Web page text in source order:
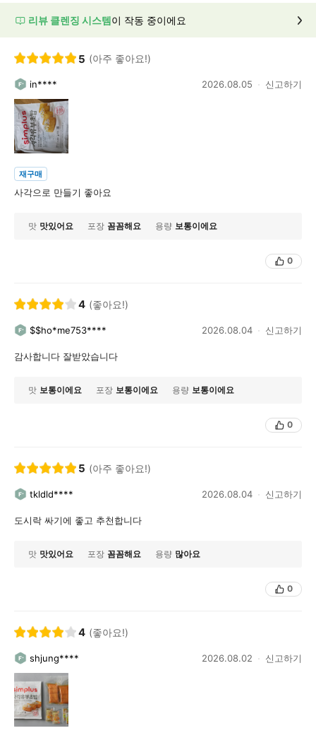
리뷰 클렌징 시스템이 작동 중이에요
5 (아주 좋아요!)
in**** 2026.08.05 신고하기
재구매
사각으로 만들기 좋아요
맛 맛있어요 포장 꼼꼼해요 용량 보통이에요
0
4 (좋아요!)
$$ho*me753**** 2026.08.04 신고하기
감사합니다 잘받았습니다
맛 보통이에요 포장 보통이에요 용량 보통이에요
0
5 (아주 좋아요!)
tkldld**** 2026.08.04 신고하기
도시락 싸기에 좋고 추천합니다
맛 맛있어요 포장 꼼꼼해요 용량 많아요
0
4 (좋아요!)
shjung**** 2026.08.02 신고하기